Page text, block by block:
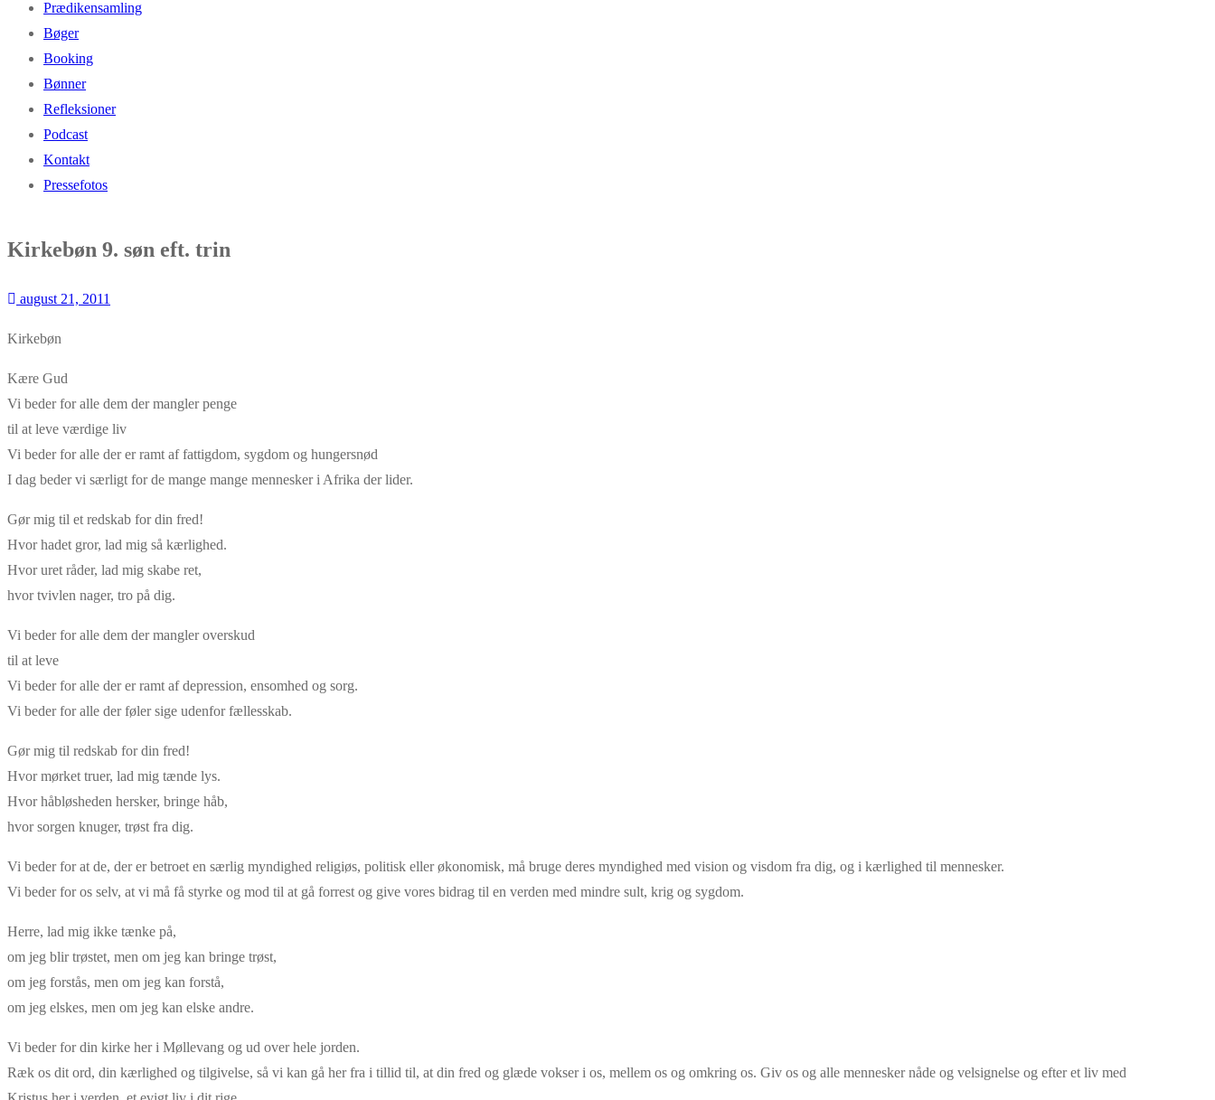
Prædikensamling
Bøger
Booking
Bønner
Refleksioner
Podcast
Kontakt
Pressefotos
Kirkebøn 9. søn eft. trin
august 21, 2011
Kirkebøn
Kære Gud
Vi beder for alle dem der mangler penge
til at leve værdige liv
Vi beder for alle der er ramt af fattigdom, sygdom og hungersnød
I dag beder vi særligt for de mange mange mennesker i Afrika der lider.
Gør mig til et redskab for din fred!
Hvor hadet gror, lad mig så kærlighed.
Hvor uret råder, lad mig skabe ret,
hvor tvivlen nager, tro på dig.
Vi beder for alle dem der mangler overskud
til at leve
Vi beder for alle der er ramt af depression, ensomhed og sorg.
Vi beder for alle der føler sige udenfor fællesskab.
Gør mig til redskab for din fred!
Hvor mørket truer, lad mig tænde lys.
Hvor håbløsheden hersker, bringe håb,
hvor sorgen knuger, trøst fra dig.
Vi beder for at de, der er betroet en særlig myndighed religiøs, politisk eller økonomisk, må bruge deres myndighed med vision og visdom fra dig, og i kærlighed til mennesker.
Vi beder for os selv, at vi må få styrke og mod til at gå forrest og give vores bidrag til en verden med mindre sult, krig og sygdom.
Herre, lad mig ikke tænke på,
om jeg blir trøstet, men om jeg kan bringe trøst,
om jeg forstås, men om jeg kan forstå,
om jeg elskes, men om jeg kan elske andre.
Vi beder for din kirke her i Møllevang og ud over hele jorden.
Ræk os dit ord, din kærlighed og tilgivelse, så vi kan gå her fra i tillid til, at din fred og glæde vokser i os, mellem os og omkring os. Giv os og alle mennesker nåde og velsignelse og efter et liv med